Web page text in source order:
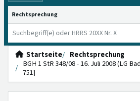
HRRS durchsuchen
Startseite
Rechtsprechung
BGH 1 StR 348/08 - 16. Juli 2008 (LG
751]